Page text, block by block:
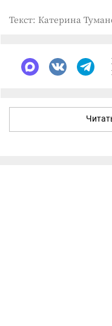
Текст: Катерина